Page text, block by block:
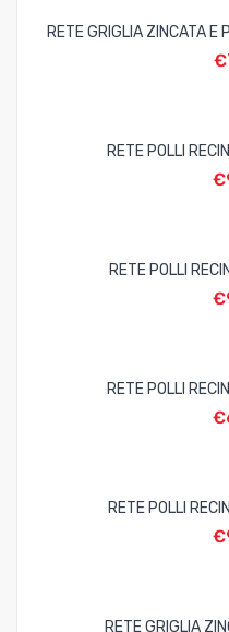
RETE GRIGLIA ZINCATA
€
RETE POLLI
€
RETE POLLI
€
RETE POLLI
€
RETE POLLI
€
RETE GRIGLIA